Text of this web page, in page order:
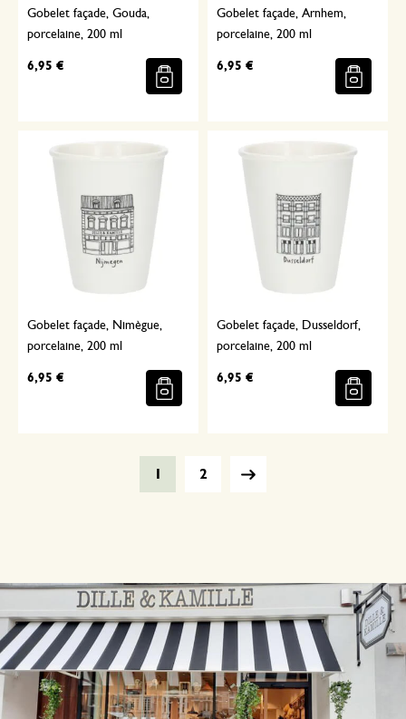
Gobelet façade, Gouda,
porcelaine, 200 ml
6,95 €
Gobelet façade, Arnhem,
porcelaine, 200 ml
6,95 €
Gobelet façade, Nimègue,
porcelaine, 200 ml
6,95 €
Gobelet façade, Dusseldorf,
porcelaine, 200 ml
6,95 €
2